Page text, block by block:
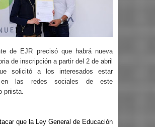
de EJR precisó que habrá nueva
de inscripción a partir del 2 de abril
solicitó a los interesados estar
en las redes sociales de este
priista.
que la Ley General de Educación